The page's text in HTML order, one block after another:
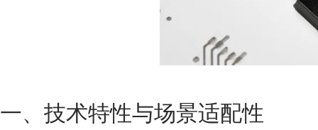
一、技术特性与场景适配性